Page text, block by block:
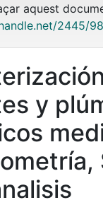
aquest
2445/
y